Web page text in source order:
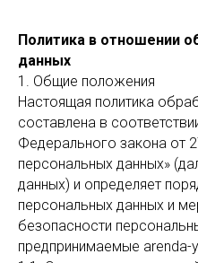
Политика в отношении
данных
1. Общие положения
Настоящая политика
составлена в
Федерального закона от
персональных данных»
данных) и определяет
персональных данных и
безопасности
предпринимаемые arenda-